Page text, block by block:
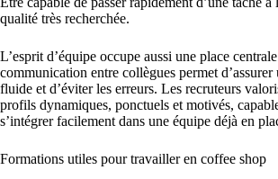
qualité très recherchée.
L’esprit d’équipe occupe aussi une place
communication entre collègues permet d’assurer
fluide et d’éviter les erreurs. Les recruteurs
profils dynamiques, ponctuels et motivés,
s’intégrer facilement dans une équipe déjà en
Formations utiles pour travailler en coffee shop